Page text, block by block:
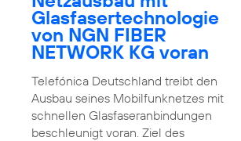
Glasfasertechnologie
von NGN FIBER
NETWORK KG voran
Telefónica Deutschland treibt den
Ausbau seines Mobilfunknetzes mit
schnellen Glasfaseranbindungen
beschleunigt voran. Ziel des